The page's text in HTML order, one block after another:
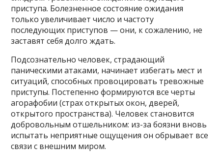
приступа. Болезненное состояние ожидания
только увеличивает число и частоту
последующих приступов — они, к сожалению, не
заставят себя долго ждать.
Подсознательно человек, страдающий
паническими атаками, начинает избегать мест и
ситуаций, способных провоцировать тревожные
приступы. Постепенно формируются все черты
агорафобии (страх открытых окон, дверей,
открытого пространства). Человек становится
добровольным отшельником: из-за боязни вновь
испытать неприятные ощущения он обрывает все
связи с внешним миром.